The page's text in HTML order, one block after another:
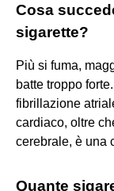
Cosa
sigarette?
Più si fuma,
batte troppo
fibrillazione
cardiaco, oltre
cerebrale, è una
Quante